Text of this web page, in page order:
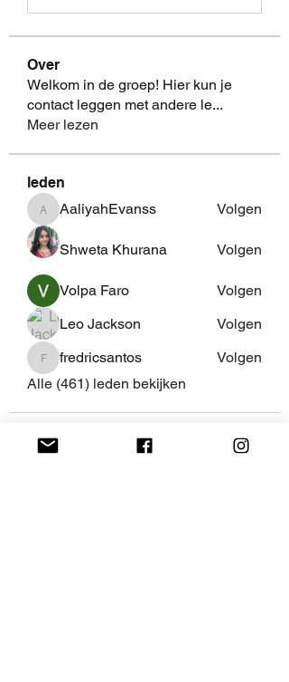
Over
Welkom in de groep! Hier kun je
contact leggen met andere le...
Meer lezen
leden
AaliyahEvanss
AaliyahEvanss Volgen
Shweta Khurana Volgen
Volpa Faro
Volgen
Leo Jackson
Volgen
fredricsantos
fredricsantos
Volgen
Alle (461) leden bekijken